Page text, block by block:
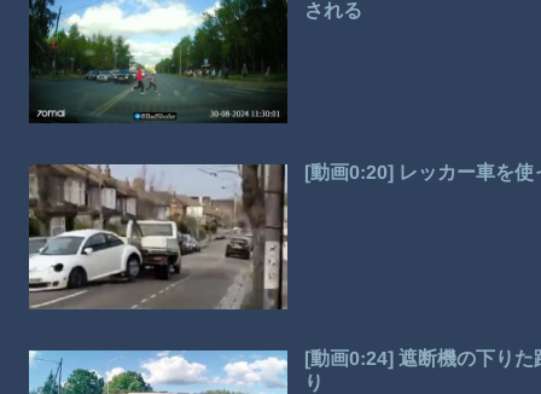
される
[動画0:20] レッカー車を
[動画0:24] 遮断機の下り
り